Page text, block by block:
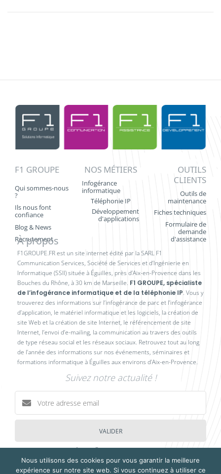
F1 GROUPE
Qui sommes-nous
?
Ils nous font
confiance
Blog & News
Recrutement
NOS MÉTIERS
Infogérance
informatique
Téléphonie IP
Développement
d'applications
OUTILS
CLIENTS
Outils de
maintenance
Fiches techniques
Formulaire de
demande
d'assistance
À propos
F1GROUPE.FR est un site internet édité par la SARL F1
Communication Services, Société de Services et d’Ingénierie en
Informatique (SSII) située à Éguilles, près d’Aix-en-Provence dans les
Bouches du Rhône, à 30 km de Marseille. F1 GROUPE, spécialiste
de l’infogérance informatique et de la téléphonie IP. Vous y
trouverez des informations sur l’infogérance de parc et l’infogérance
d’application, le matériel informatique et les logiciels, la création de
site Web et la création de site Internet, le référencement de site
Internet, l’envoi d’e-mailing, la communication au travers des outils
de type réseau social et les réseaux sociaux. Retrouvez tout au long
de l’année des informations sur nos événements, séminaires et
formations informatique à Éguilles aux environs d’Aix-en-Provence.
Suivez notre actualité !
VALIDER
MENTIONS LÉGALES POLITIQUE RSE RECRUTEMENT
Nous utilisons des cookies pour vous garantir la meilleure
expérience sur notre site web. Si vous continuez à utiliser ce